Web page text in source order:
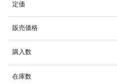
定価
販売価格
購入数
在庫数